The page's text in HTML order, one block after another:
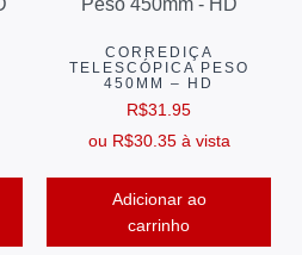
CORREDIÇA
TELESCÓPICA PESO
450MM – HD
R$31.95
ou R$30.35 à vista
Adicionar ao
carrinho